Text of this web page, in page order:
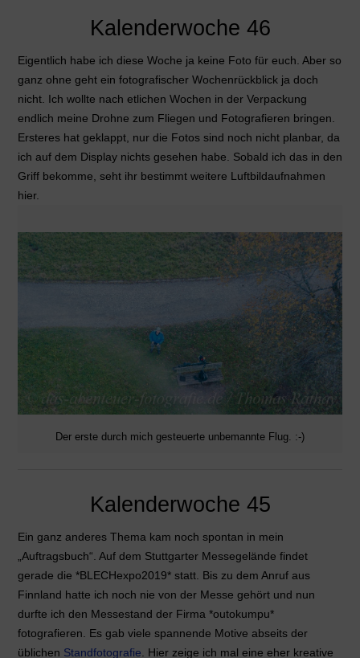
Kalenderwoche 46
Eigentlich habe ich diese Woche ja keine Foto für euch. Aber so
ganz ohne geht ein fotografischer Wochenrückblick ja doch
nicht. Ich wollte nach etlichen Wochen in der Verpackung
endlich meine Drohne zum Fliegen und Fotografieren bringen.
Ersteres hat geklappt, nur die Fotos sind noch nicht planbar, da
ich auf dem Display nichts gesehen habe. Sobald ich das in den
Griff bekomme, seht ihr bestimmt weitere Luftbildaufnahmen
hier.
Der erste durch mich gesteuerte unbemannte Flug. :-)
Kalenderwoche 45
Ein ganz anderes Thema kam noch spontan in mein
„Auftragsbuch“. Auf dem Stuttgarter Messegelände findet
gerade die *BLECHexpo2019* statt. Bis zu dem Anruf aus
Finnland hatte ich noch nie von der Messe gehört und nun
durfte ich den Messestand der Firma *outokumpu*
fotografieren. Es gab viele spannende Motive abseits der
üblichen Standfotografie . Hier zeige ich mal eine eher kreative